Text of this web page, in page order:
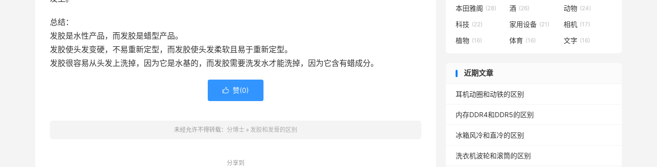
总结：
发胶是水性产品，而发胶是蜡型产品。
发胶使头发变硬，不易重新定型，而发胶使头发柔软且易于重新定型。
发胶很容易从头发上洗掉，因为它是水基的，而发胶需要洗发水才能洗掉，因为它含有蜡成分。
 赞(0)
未经允许不得转载： 分博士 » 发胶和发膏的区别
分享到
本田雅阁 (28) 酒 (26) 动物 (24)
科技 (22) 家用设备 (21) 相机 (17)
植物 (16) 体育 (16) 文字 (16)
近期文章
耳机动圈和动铁的区别
内存DDR4和DDR5的区别
冰箱风冷和直冷的区别
洗衣机波轮和滚筒的区别